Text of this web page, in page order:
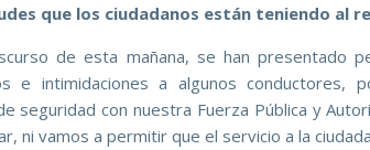
que los ciudadanos están teniendo al
de esta mañana, se han presentado
e intimidaciones a algunos conductores,
seguridad con nuestra Fuerza Pública y
ni vamos a permitir que el servicio a la